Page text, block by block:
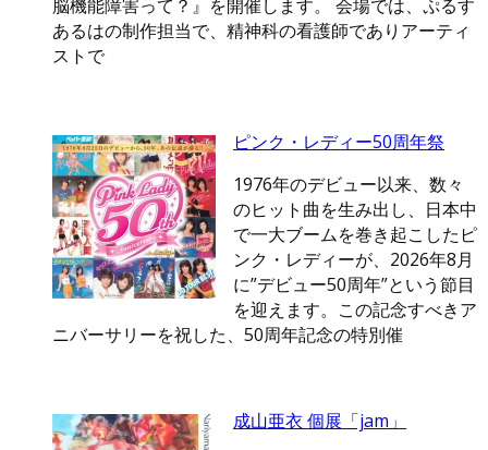
脳機能障害って？』を開催します。 会場では、ぷるす
あるはの制作担当で、精神科の看護師でありアーティ
ストで
ピンク・レディー50周年祭
1976年のデビュー以来、数々
のヒット曲を生み出し、日本中
で一大ブームを巻き起こしたピ
ンク・レディーが、2026年8月
に”デビュー50周年”という節目
を迎えます。この記念すべきア
ニバーサリーを祝した、50周年記念の特別催
成山亜衣 個展「jam」